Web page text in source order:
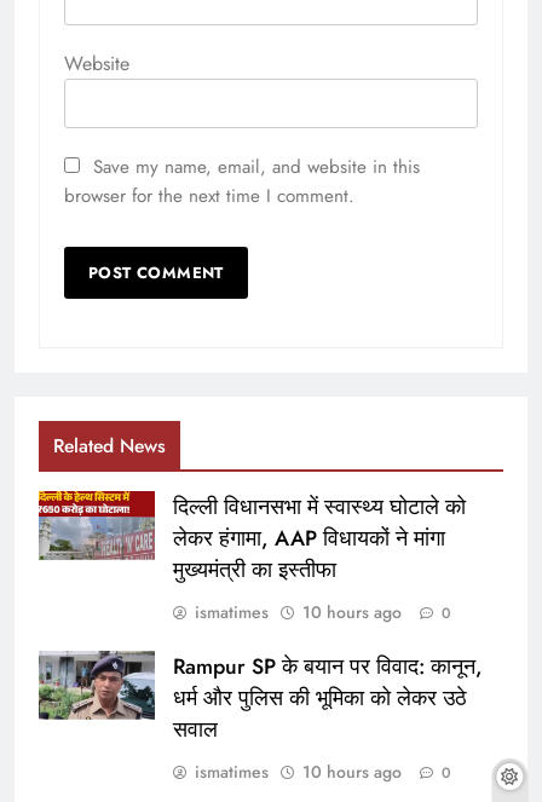
Website
Save my name, email, and website in this
browser for the next time I comment.
Related News
दिल्ली विधानसभा में स्वास्थ्य घोटाले को
लेकर हंगामा, AAP विधायकों ने मांगा
मुख्यमंत्री का इस्तीफा
ismatimes 10 hours ago 0
Rampur SP के बयान पर विवाद: कानून,
धर्म और पुलिस की भूमिका को लेकर उठे
सवाल
ismatimes 10 hours ago 0